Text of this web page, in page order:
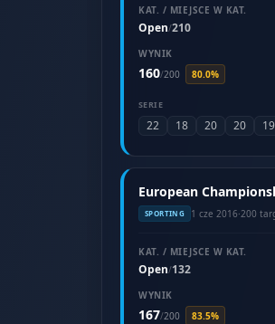
KAT. / MIEJSCE W KAT.
Open/210
WYNIK
160/200 80.0%
SERIE
22 18 20 20 19
European
SPORTING 1 cze 2016·200
KAT. / MIEJSCE W KAT.
Open/132
WYNIK
167/200 83.5%